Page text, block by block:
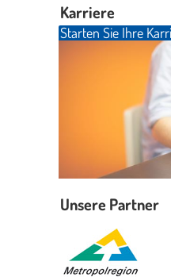
Karriere
Starten Sie Ihre
Unsere Partner